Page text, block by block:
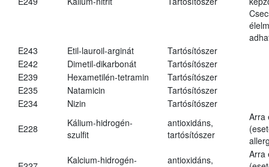
E243
Etil-lauroil-arginát
Tartósítószer
E242
Dimetil-dikarbonát
Tartósítószer
E239
Hexametilén-tetramin
Tartósítószer
E235
Natamicin
Tartósítószer
E234
Nizin Tartósítószer
E228
Kálium-hidrogén-
szulfit
antioxidáns,
tartósítószer
Arra
Kalcium-hidrogén-
antioxidáns,
Arra